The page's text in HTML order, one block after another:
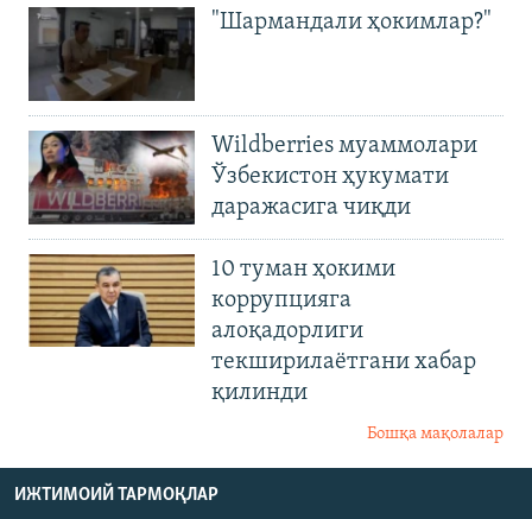
"Шармандали ҳокимлар?"
Wildberries муаммолари
Ўзбекистон ҳукумати
даражасига чиқди
10 туман ҳокими
коррупцияга
алоқадорлиги
текширилаётгани хабар
қилинди
Бошқа мақолалар
ИЖТИМОИЙ ТАРМОҚЛАР